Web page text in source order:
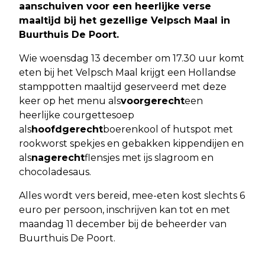
aanschuiven voor een heerlijke verse
maaltijd bij het gezellige Velpsch Maal in
Buurthuis De Poort.
Wie woensdag 13 december om 17.30 uur komt
eten bij het Velpsch Maal krijgt een Hollandse
stamppotten maaltijd geserveerd met deze
keer op het menu alsvoorgerechteen
heerlijke courgettesoep
alshoofdgerechtboerenkool of hutspot met
rookworst spekjes en gebakken kippendijen en
alsnagerechtflensjes met ijs slagroom en
chocoladesaus.
Alles wordt vers bereid, mee-eten kost slechts 6
euro per persoon, inschrijven kan tot en met
maandag 11 december bij de beheerder van
Buurthuis De Poort.